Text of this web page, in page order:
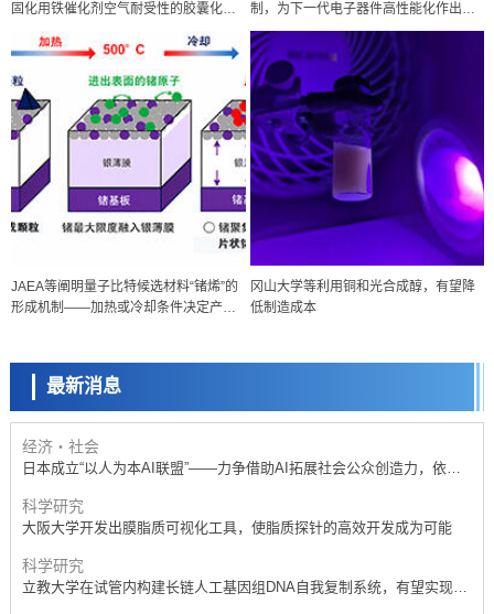
固化用铁催化剂空气耐受性的胶囊化技
术，为全球首创
制，为下一代电子器件高性能化作出贡
献
JAEA等阐明量子比特候选材料“锗烯”的
形成机制——加热或冷却条件决定产物
冈山大学等利用铜和光合成醇，有望降
低制造成本
最新消息
政策
日本科研费增设国际共同研究强化新类别，促进青年研究人员赴海外开
京都大学高效生成光的构成单元“光子”，可应用于量子计算机
基础设施
经济・社会
日本成立“以人为本AI联盟”——力争借助AI拓展社会公众创造力，依托
产学合作推进研发
科学研究
大阪大学开发出膜脂质可视化工具，使脂质探针的高效开发成为可能
科学研究
立教大学在试管内构建长链人工基因组DNA自我复制系统，有望实现携
政策
日本科研费增设国际共同研究强化新类别，促进青年研究人员赴海外开